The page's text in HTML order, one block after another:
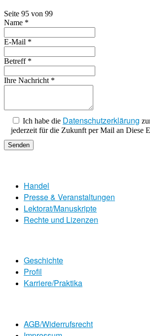
Seite 95 von 99
Name *
E-Mail *
Betreff *
Ihre Nachricht *
Ich habe die Datenschutzerklärung zur
jederzeit für die Zukunft per Mail an Diese
Senden
Handel
Presse & Veranstaltungen
Lektorat/Manuskripte
Rechte und Lizenzen
Geschichte
Profil
Karriere/Praktika
AGB/Widerrufsrecht